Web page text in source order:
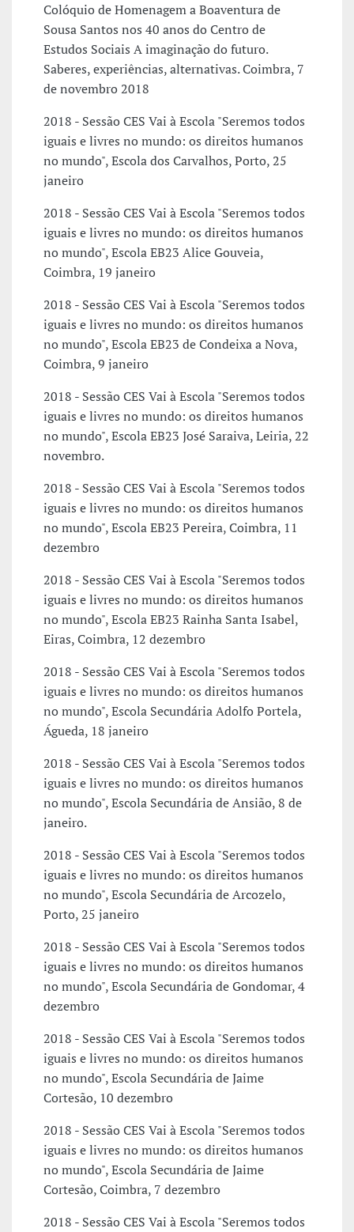
Colóquio de Homenagem a Boaventura de
Sousa Santos nos 40 anos do Centro de
Estudos Sociais A imaginação do futuro.
Saberes, experiências, alternativas. Coimbra, 7
de novembro 2018
2018 - Sessão CES Vai à Escola "Seremos todos
iguais e livres no mundo: os direitos humanos
no mundo", Escola dos Carvalhos, Porto, 25
janeiro
2018 - Sessão CES Vai à Escola "Seremos todos
iguais e livres no mundo: os direitos humanos
no mundo", Escola EB23 Alice Gouveia,
Coimbra, 19 janeiro
2018 - Sessão CES Vai à Escola "Seremos todos
iguais e livres no mundo: os direitos humanos
no mundo", Escola EB23 de Condeixa a Nova,
Coimbra, 9 janeiro
2018 - Sessão CES Vai à Escola "Seremos todos
iguais e livres no mundo: os direitos humanos
no mundo", Escola EB23 José Saraiva, Leiria, 22
novembro.
2018 - Sessão CES Vai à Escola "Seremos todos
iguais e livres no mundo: os direitos humanos
no mundo", Escola EB23 Pereira, Coimbra, 11
dezembro
2018 - Sessão CES Vai à Escola "Seremos todos
iguais e livres no mundo: os direitos humanos
no mundo", Escola EB23 Rainha Santa Isabel,
Eiras, Coimbra, 12 dezembro
2018 - Sessão CES Vai à Escola "Seremos todos
iguais e livres no mundo: os direitos humanos
no mundo", Escola Secundária Adolfo Portela,
Águeda, 18 janeiro
2018 - Sessão CES Vai à Escola "Seremos todos
iguais e livres no mundo: os direitos humanos
no mundo", Escola Secundária de Ansião, 8 de
janeiro.
2018 - Sessão CES Vai à Escola "Seremos todos
iguais e livres no mundo: os direitos humanos
no mundo", Escola Secundária de Arcozelo,
Porto, 25 janeiro
2018 - Sessão CES Vai à Escola "Seremos todos
iguais e livres no mundo: os direitos humanos
no mundo", Escola Secundária de Gondomar, 4
dezembro
2018 - Sessão CES Vai à Escola "Seremos todos
iguais e livres no mundo: os direitos humanos
no mundo", Escola Secundária de Jaime
Cortesão, 10 dezembro
2018 - Sessão CES Vai à Escola "Seremos todos
iguais e livres no mundo: os direitos humanos
no mundo", Escola Secundária de Jaime
Cortesão, Coimbra, 7 dezembro
2018 - Sessão CES Vai à Escola "Seremos todos